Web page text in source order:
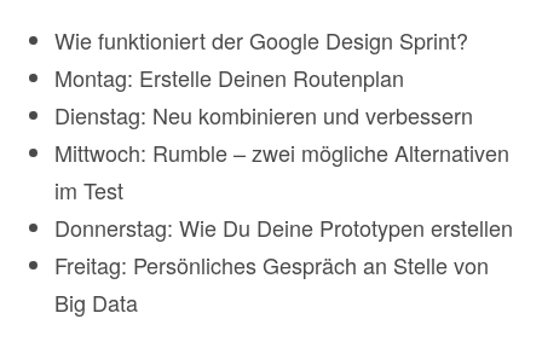
Wie funktioniert der Google Design Sprint?
Montag: Erstelle Deinen Routenplan
Dienstag: Neu kombinieren und verbessern
Mittwoch: Rumble – zwei mögliche Alternativen
im Test
Donnerstag: Wie Du Deine Prototypen erstellen
Freitag: Persönliches Gespräch an Stelle von
Big Data